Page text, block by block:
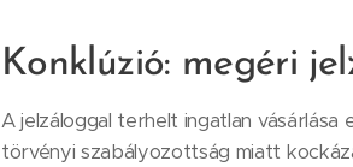
Konklúzió: megéri
A jelzáloggal terhelt ingatlan
törvényi szabályozottság miatt